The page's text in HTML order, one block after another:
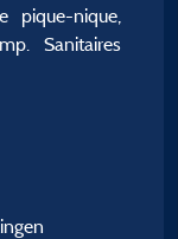
pique-nique,
Sanitaires